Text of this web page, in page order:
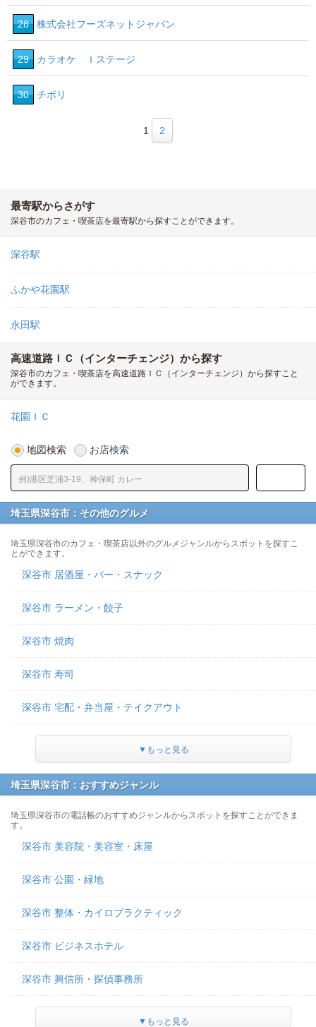
28 株式会社フーズネットジャパン
29 カラオケ Ｉステージ
30 チボリ
1 2
最寄駅からさがす
深谷市のカフェ・喫茶店を最寄駅から探すことができます。
深谷駅
ふかや花園駅
永田駅
高速道路ＩＣ（インターチェンジ）から探す
深谷市のカフェ・喫茶店を高速道路ＩＣ（インターチェンジ）から探すこと
ができます。
花園ＩＣ
地図検索 お店検索
埼玉県深谷市：その他のグルメ
埼玉県深谷市のカフェ・喫茶店以外のグルメジャンルからスポットを探すこ
とができます。
深谷市 居酒屋・バー・スナック
深谷市 ラーメン・餃子
深谷市 焼肉
深谷市 寿司
深谷市 宅配・弁当屋・テイクアウト
▼もっと見る
埼玉県深谷市：おすすめジャンル
埼玉県深谷市の電話帳のおすすめジャンルからスポットを探すことができま
す。
深谷市 美容院・美容室・床屋
深谷市 公園・緑地
深谷市 整体・カイロプラクティック
深谷市 ビジネスホテル
深谷市 興信所・探偵事務所
▼もっと見る